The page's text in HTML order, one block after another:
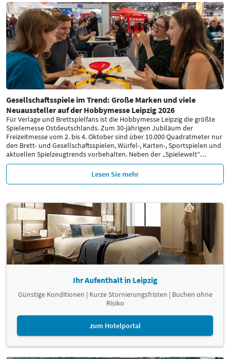
Gesellschaftsspiele im Trend: Große Marken und viele
Neuaussteller auf der Hobbymesse Leipzig 2026
Für Verlage und Brettspielfans ist die Hobbymesse Leipzig die größte
Spielemesse Ostdeutschlands. Zum 30-jährigen Jubiläum der
Freizeitmesse vom 2. bis 4. Oktober sind über 10.000 Quadratmeter nur
den Brett- und Gesellschaftsspielen, Würfel-, Karten-, Sportspielen und
aktuellen Spielzeugtrends vorbehalten. Neben der „Spielewelt“…
Lesen Sie mehr
Ihr Aufenthalt in Leipzig
Günstige Konditionen | Kurze Stornierungsfristen | Buchen ohne
Risiko
zum Hotelportal